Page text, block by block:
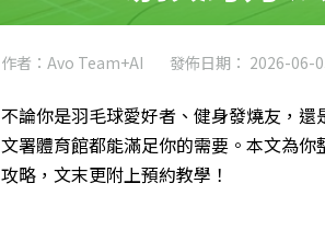
作者：Avo Team+AI 發佈日期： 2026-06-
不論你是羽毛球愛好者、健身發燒友，
文署體育館都能滿足你的需要。本文為
攻略，文末更附上預約教學！